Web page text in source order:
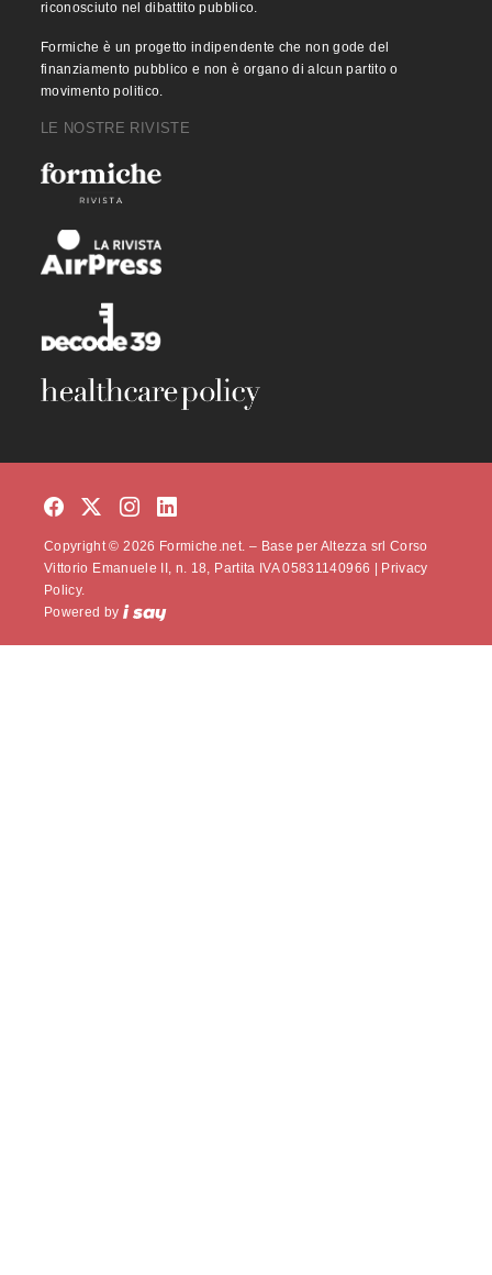
riconosciuto nel dibattito pubblico.
Formiche è un progetto indipendente che non gode del
finanziamento pubblico e non è organo di alcun partito o
movimento politico.
LE NOSTRE RIVISTE
Copyright © 2026 Formiche.net. – Base per Altezza srl Corso
Vittorio Emanuele II, n. 18, Partita IVA 05831140966 | Privacy
Policy.
Powered by